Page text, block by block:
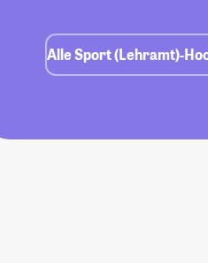
Alle Sport (Lehramt)-